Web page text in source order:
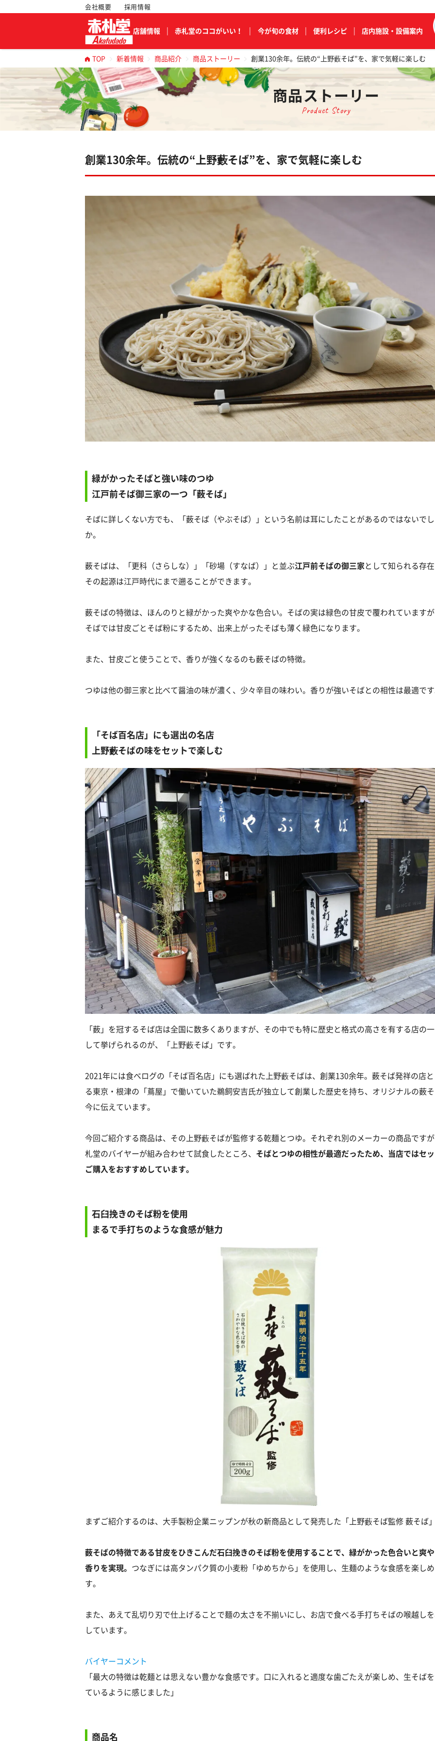
会社概要 採用情報
店舗情報 赤札堂のココがいい！ 今が旬の食材 便利レシピ 店内施設・設備案内
TOP 新着情報 商品紹介 商品ストーリー 創業130余年。伝統の“上野藪そば”を、家で気軽に楽しむ
商品ストーリー
Product Story
創業130余年。伝統の“上野藪そば”を、家で気軽に楽しむ
緑がかったそばと強い味のつゆ
江戸前そば御三家の一つ「薮そば」
そばに詳しくない方でも、「薮そば（やぶそば）」という名前は耳にしたことがあるのではないで
か。
薮そばは、「更科（さらしな）」「砂場（すなば）」と並ぶ江戸前そばの御三家 として知られる存
その起源は江戸時代にまで遡ることができます。
薮そばの特徴は、ほんのりと緑がかった爽やかな色合い。そばの実は緑色の甘皮で覆われています
そばでは甘皮ごとそば粉にするため、出来上がったそばも薄く緑色になります。
また、甘皮ごと使うことで、香りが強くなるのも薮そばの特徴。
つゆは他の御三家と比べて醤油の味が濃く、少々辛目の味わい。香りが強いそばとの相性は最適で
「そば百名店」にも選出の名店
上野藪そばの味をセットで楽しむ
「薮」を冠するそば店は全国に数多くありますが、その中でも特に歴史と格式の高さを有する店の
して挙げられるのが、「上野藪そば」です。
2021年には食べログの「そば百名店」にも選ばれた上野藪そばは、創業130余年。薮そば発祥の店
る東京・根津の「蔦屋」で働いていた鵜飼安吉氏が独立して創業した歴史を持ち、オリジナルの薮
今に伝えています。
今回ご紹介する商品は、その上野藪そばが監修する乾麺とつゆ。それぞれ別のメーカーの商品です
札堂のバイヤーが組み合わせて試食したところ、 そばとつゆの相性が最適だったため、当店ではセ
ご購入をおすすめしています。
石臼挽きのそば粉を使用
まるで手打ちのような食感が魅力
まずご紹介するのは、大手製粉企業ニップンが秋の新商品として発売した「上野藪そば監修 薮そば
薮そばの特徴である甘皮をひきこんだ石臼挽きのそば粉を使用することで、緑がかった色合いと爽
香りを実現。 つなぎには高タンパク質の小麦粉「ゆめちから」を使用し、生麺のような食感を楽し
す。
また、あえて乱切り刃で仕上げることで麺の太さを不揃いにし、お店で食べる手打ちそばの喉越し
しています。
バイヤーコメント
「最大の特徴は乾麺とは思えない豊かな食感です。口に入れると適度な歯ごたえが楽しめ、生そば
ているように感じました」
商品名